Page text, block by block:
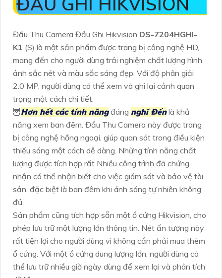
Đầu Thu Camera Đầu Ghi Hikvision DS-7204HGHI-
K1 (S) là một sản phẩm được trang bị công nghệ HD,
mang đến cho người dùng trải nghiệm chất lượng hình
ảnh sắc nét và màu sắc sáng đẹp. Với độ phân giải
2.0 MP, người dùng có thể xem và ghi lại cảnh quan
trọng một cách chi tiết.
🦉Hơn hết các tính năngđáng nghĩ Đếnlà khả
năng xem ban đêm. Đầu Thu Camera này được trang
bị công nghệ hồng ngoại, giúp quan sát trong điều kiện
thiếu sáng một cách dễ dàng. Những tính năng chất
lượng được tích hợp rất Nhiều công trình đã chứng
nhận có thể nhận biết cho việc giám sát và bảo vệ tài
sản, đặc biệt là ban đêm khi ánh sáng tự nhiên không
đủ.
Sản phẩm cũng tích hợp sẵn một ổ cứng Hikvision, cho
phép lưu trữ một lượng lớn thông tin. Nét ấn tượng này
rất tiện lợi cho người dùng vì không cần phải mua thêm
ổ cứng. Với một ổ cứng dung lượng lớn, người dùng có
thể lưu trữ nhiều giờ ngày dùng để xem lại và phân tích